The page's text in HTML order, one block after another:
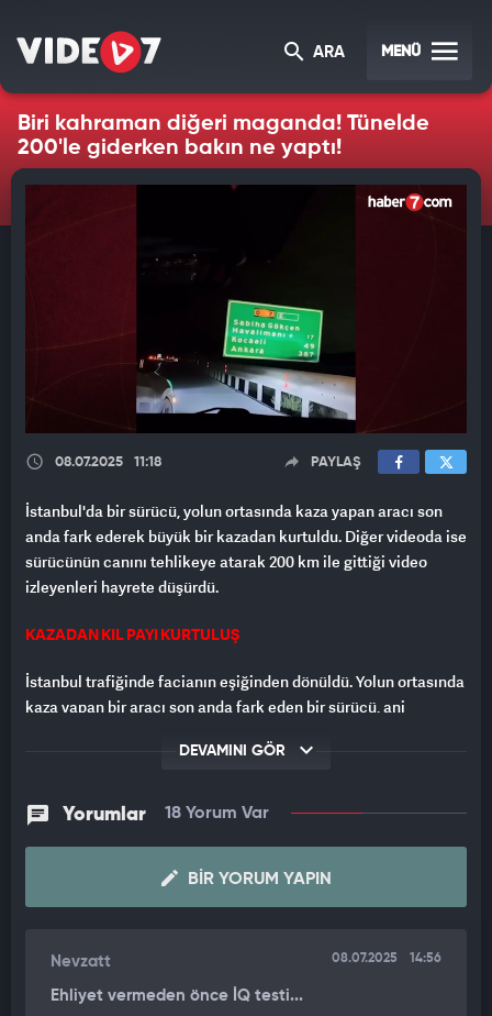
ARA MENÜ
Biri kahraman diğeri maganda! Tünelde
200'le giderken bakın ne yaptı!
08.07.2025 11:18 PAYLAŞ
İstanbul'da bir sürücü, yolun ortasında kaza yapan aracı son
anda fark ederek büyük bir kazadan kurtuldu. Diğer videoda ise
sürücünün canını tehlikeye atarak 200 km ile gittiği video
izleyenleri hayrete düşürdü.
KAZADAN KIL PAYI KURTULUŞ
İstanbul trafiğinde facianın eşiğinden dönüldü. Yolun ortasında
kaza yapan bir aracı son anda fark eden bir sürücü, ani
yansırken, dikkati sayesinde zincirleme kazayı engelleyen
diğer sürücüler ise kısa süreli panik yaşadı. Olayla ilgili
herhangi bir yaralanma bildirilmezken, kazaya karışan araç
TRAFİK MAGANDASI 200 KM İLE GİDERKEN SARMA YEDİ
Tünelde 200 kilometre hızla giderken ellerini direksiyondan
tehlikeye attı. Şahıs, o anları sosyal medyada paylaştı.
DEVAMINI GÖR
Yorumlar 18 Yorum Var
BIR YORUM YAPIN
Nevzatt 08.07.2025 14:56
Ehliyet vermeden önce İQ testi...